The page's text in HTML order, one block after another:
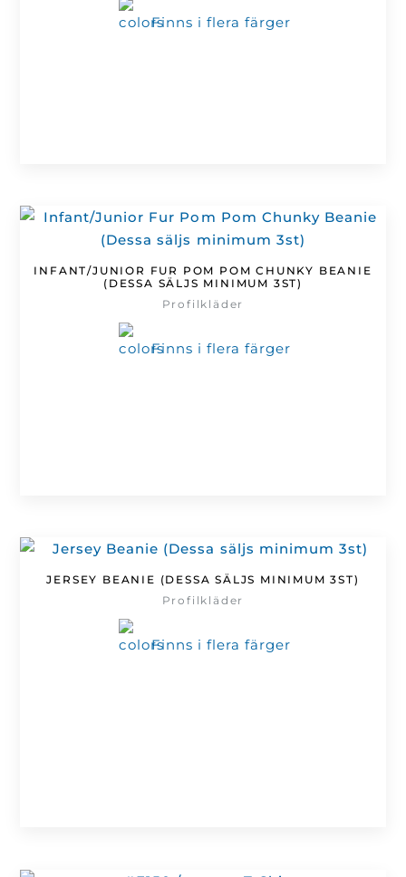
319,00 kr. 265,00 kr.
Finns i flera färger
INFANT/JUNIOR FUR POM POM CHUNKY BEANIE
(DESSA SÄLJS MINIMUM 3ST)
Profilkläder
Finns i flera färger
JERSEY BEANIE (DESSA SÄLJS MINIMUM 3ST)
Profilkläder
Finns i flera färger